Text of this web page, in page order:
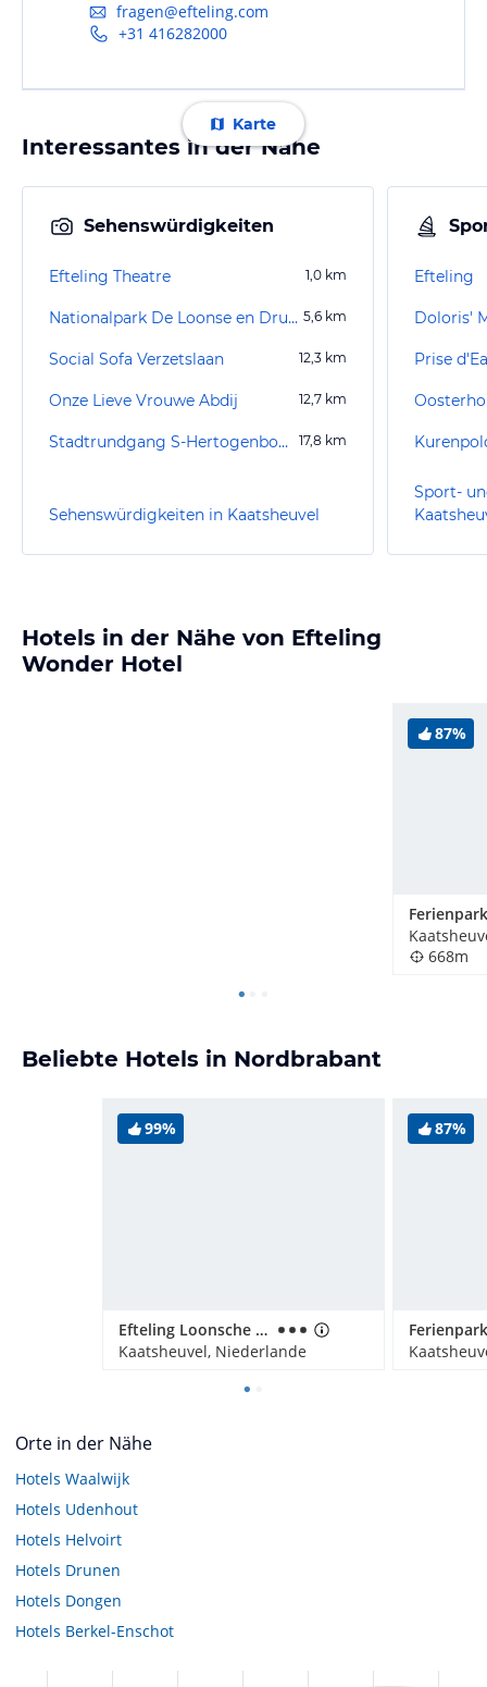
fragen@efteling.com
+31 416282000
Karte
Interessantes in der Nähe
Sehenswürdigkeiten
Efteling Theatre 1,0 km
Nationalpark De Loonse en Drunense Duinen 5,6 km
Social Sofa Verzetslaan 12,3 km
Onze Lieve Vrouwe Abdij 12,7 km
Stadtrundgang S-Hertogenbosch 17,8 km
Sehenswürdigkeiten in Kaatsheuvel
Efteling
Doloris'
Sport-
Hotels in der Nähe von Efteling
Wonder Hotel
87%
668m
Beliebte Hotels in Nordbrabant
99%
Efteling Loonsche Land
Kaatsheuvel, Niederlande
87%
Orte in der Nähe
Hotels Waalwijk
Hotels Udenhout
Hotels Helvoirt
Hotels Drunen
Hotels Dongen
Hotels Berkel-Enschot